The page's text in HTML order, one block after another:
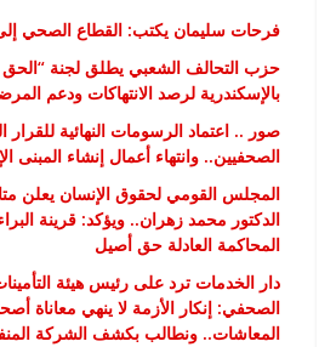
فرحات سليمان يكتب: القطاع الصحي
حزب التحالف الشعبي يطلق لجنة
بالإسكندرية لرصد الانتهاكات ودعم
صور .. اعتماد الرسومات النهائية للقرار
الصحفيين.. وانتهاء أعمال إنشاء المبنى
المجلس القومي لحقوق الإنسان يعلن
الدكتور محمد زهران.. ويؤكد: قرينة
المحاكمة العادلة حق أصيل
دار الخدمات ترد على رئيس هيئة
الصحفي: إنكار الأزمة لا ينهي معاناة
المعاشات.. ونطالب بكشف الشركة